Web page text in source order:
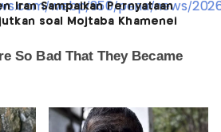
Iran Sampaikan Pernyataan
soal Mojtaba Khamenei